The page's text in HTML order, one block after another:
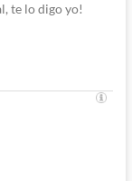
te lo digo yo!